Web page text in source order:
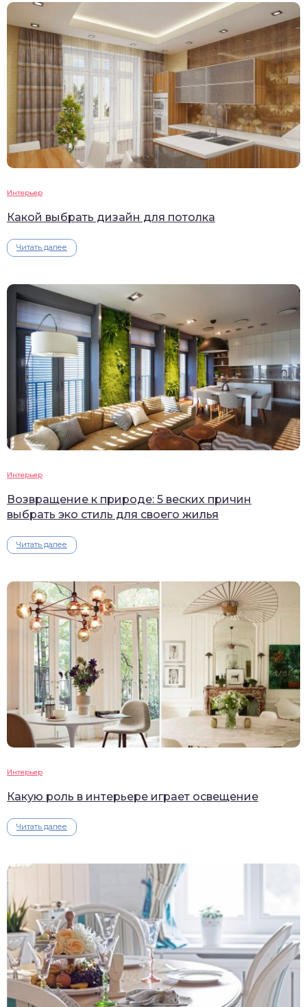
Интерьер
Какой выбрать дизайн для потолка
Читать далее
Интерьер
Возвращение к природе: 5 веских причин
выбрать эко стиль для своего жилья
Читать далее
Интерьер
Какую роль в интерьере играет освещение
Читать далее